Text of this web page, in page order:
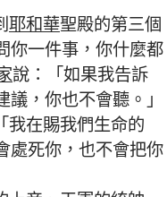
耶和華聖殿的第三個
你一件事 ， 你什麼都
說 ：「如果我告訴
議 ， 你也不會聽 。」
我在賜我們生命的
處死你 ， 也不會把你